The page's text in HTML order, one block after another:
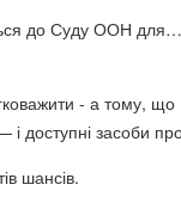
до Суду ООН для…
- а тому, що
доступні засоби
шансів.